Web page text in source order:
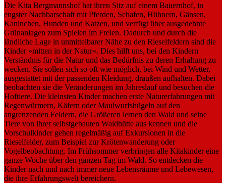
Die Kita Bergmannshof hat ihren Sitz auf einem Bauernhof, in
engster Nachbarschaft mit Pferden, Schafen, Hühnern, Gänsen,
Kaninchen, Hunden und Katzen, und verfügt über ausgedehnte
Grünanlagen zum Spielen im Freien. Dadurch und durch die
ländliche Lage in unmittelbarer Nähe zu den Rieselfeldern sind die
Kinder »mitten in der Natur«. Dies hilft uns, bei den Kindern
Verständnis für die Natur und das Bedürfnis zu deren Erhaltung zu
wecken. Sie sollen sich so oft wie möglich, bei Wind und Wetter,
ausgestattet mit der passenden Kleidung, draußen aufhalten. Dabei
beobachten sie die Veränderungen im Jahreslauf und besuchen die
Hoftiere. Die kleinsten Kinder machen erste Naturerfahrungen mit
Regenwürmern, Käfern oder Maulwurfshügeln auf den
angrenzenden Feldern, die Größeren lernen den Wald und seine
Tiere von ihrer selbstgebauten Waldhütte aus kennen und die
Vorschulkinder gehen regelmäßig auf Exkursionen in die
Rieselfelder, zum Beispiel zur Krötenwanderung oder
Vogelbeobachtung. Im Frühsommer verbringen alle Kitakinder eine
ganze Woche über den ganzen Tag im Wald. So entdecken die
Kinder nach und nach immer neue Lebensräume und Lebewesen,
die ihre Erfahrungswelt bereichern.